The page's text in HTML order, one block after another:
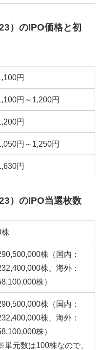
）のIPO価格と初
円
円～1,200円
円
円～1,250円
円
）のIPO当選枚数
株
株（国内：
株、海外：
株）
株（国内：
株、海外：
株）
単元数は100株なので、